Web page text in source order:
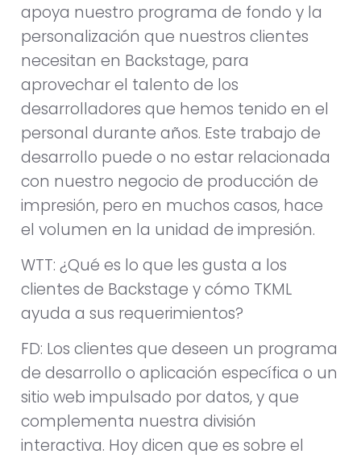
apoya nuestro programa de fondo y la
personalización que nuestros clientes
necesitan en Backstage, para
aprovechar el talento de los
desarrolladores que hemos tenido en el
personal durante años. Este trabajo de
desarrollo puede o no estar relacionada
con nuestro negocio de producción de
impresión, pero en muchos casos, hace
el volumen en la unidad de impresión.
WTT: ¿Qué es lo que les gusta a los
clientes de Backstage y cómo TKML
ayuda a sus requerimientos?
FD: Los clientes que deseen un programa
de desarrollo o aplicación específica o un
sitio web impulsado por datos, y que
complementa nuestra división
interactiva. Hoy dicen que es sobre el